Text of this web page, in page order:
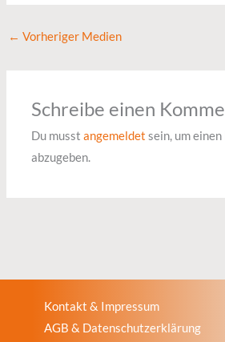
← Vorheriger Medien
Schreibe einen
Du musstangemeldet sein, um
abzugeben.
Kontakt & Impressum
AGB & Datenschutzerklärung